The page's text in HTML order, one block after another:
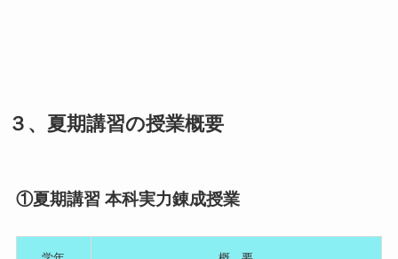
３、夏期講習の授業概要
①夏期講習 本科実力錬成授業